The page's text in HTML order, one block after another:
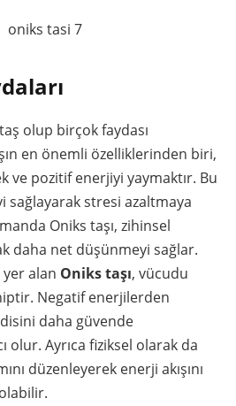
olup birçok faydası
en önemli özelliklerinden biri,
ve pozitif enerjiyi yaymaktır. Bu
sağlayarak stresi azaltmaya
Oniks taşı, zihinsel
daha net düşünmeyi sağlar.
alan Oniks taşı, vücudu
Negatif enerjilerden
daha güvende
olur. Ayrıca fiziksel olarak da
düzenleyerek enerji akışını